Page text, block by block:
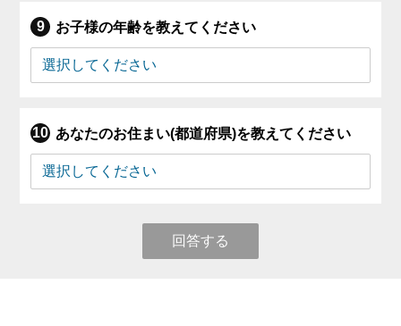
お子様の年齢を教えてください
あなたのお住まい(都道府県)を教えてください
回答する